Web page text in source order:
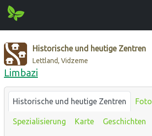
Historische und heutige Zentren
Lettland, Vidzeme
Limbazi
Historische und heutige Zentren Foto
Spezialisierung Karte Geschichten